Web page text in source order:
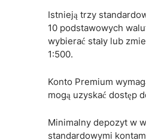
Istnieją trzy
10 podstawowych
wybierać stały lub
1:500.
Konto Premium
mogą uzyskać dostęp
Minimalny depozyt w
standardowymi